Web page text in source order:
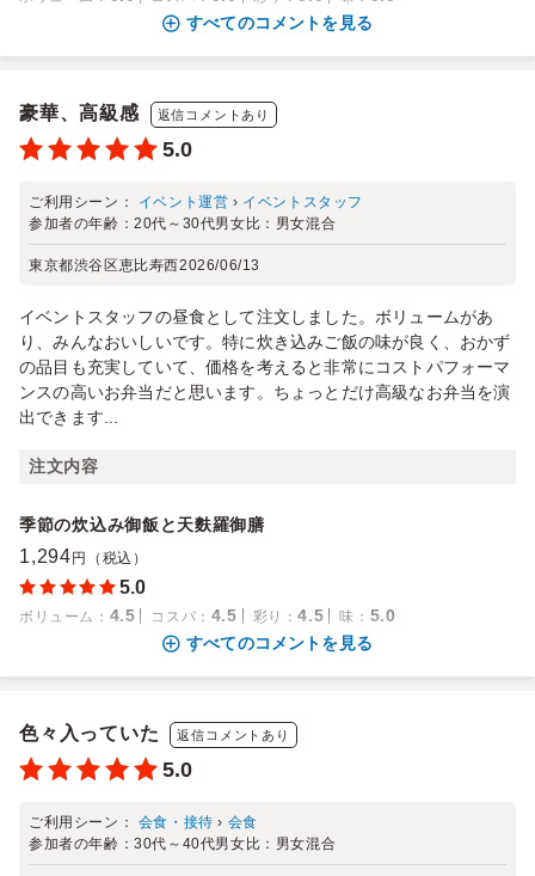
すべてのコメントを見る
豪華、高級感 返信コメントあり
5.0
ご利用シーン： イベント運営 › イベントスタッフ
参加者の年齢：20代～30代男女比： 男女混合
東京都渋谷区恵比寿西2026/06/13
イベントスタッフの昼食として注文しました。ボリュームがあ
り、みんなおいしいです。特に炊き込みご飯の味が良く、おかず
の品目も充実していて、価格を考えると非常にコストパフォーマ
ンスの高いお弁当だと思います。ちょっとだけ高級なお弁当を演
出できます...
注文内容
季節の炊込み御飯と天麩羅御膳
1,294 円（税込）
5.0
ボリューム ： 4.5 コスパ ： 4.5 彩り ：4.5 味 ： 5.0
すべてのコメントを見る
色々入っていた 返信コメントあり
5.0
ご利用シーン： 会食・接待 › 会食
参加者の年齢：30代～40代男女比： 男女混合